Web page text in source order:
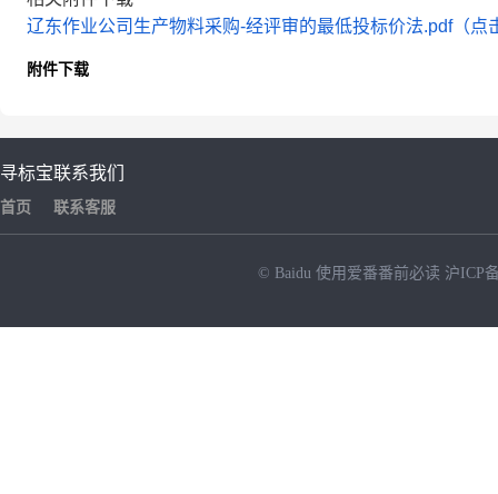
辽东作业公司生产物料采购-经评审的最低投标价法.pdf（点
附件下载
寻标宝
首页
联系我们
联系客服
© Baidu 使用爱番番前必读 沪ICP